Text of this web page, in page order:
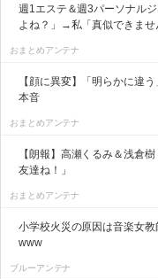
週1エステ＆週3パーソナル
よね？」→私「真似できませ
おまとめアンテナ
【顔に異変】「明らかに違
本音
おまとめアンテナ
【朗報】高瀬くるみ＆浅倉
友達ね！」
おまとめアンテナ
小学校火災の原因は音楽女
www
ブルーアンテナ